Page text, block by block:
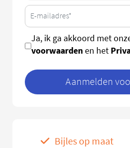
Ja, ik ga akkoord met
voorwaardenen het
Aanmelden
Bijles op maat